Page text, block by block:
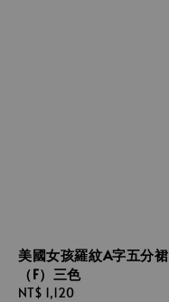
美國女孩羅紋A字五分裙
（F）三色
Regular
NT$ 1,120